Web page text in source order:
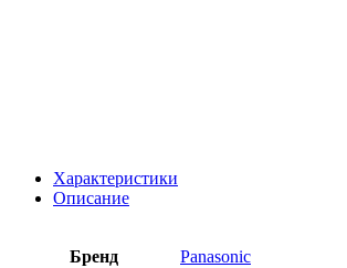
Характеристики
Описание
Бренд Panasonic